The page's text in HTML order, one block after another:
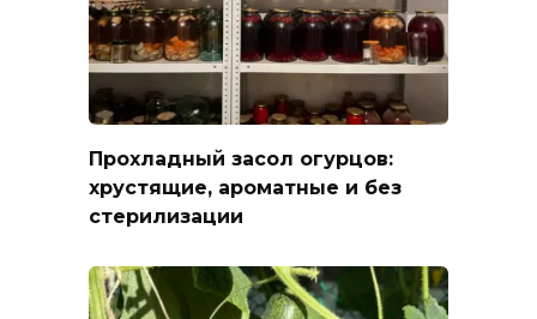
Прохладный засол огурцов:
хрустящие, ароматные и без
стерилизации